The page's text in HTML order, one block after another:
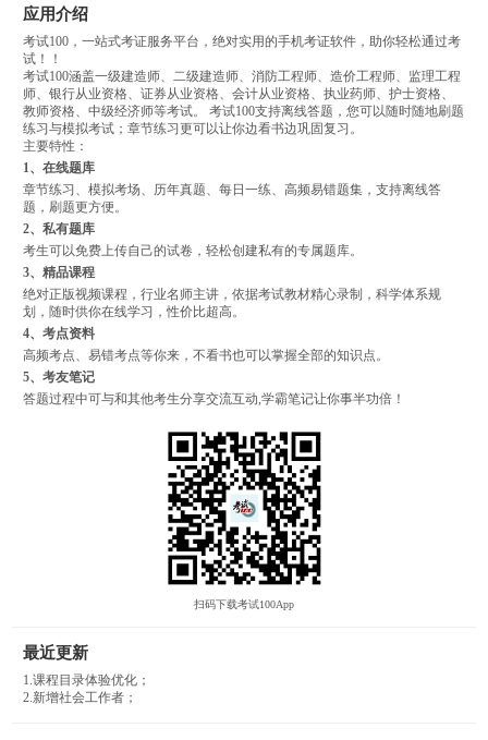
应用介绍
考试100，一站式考证服务平台，绝对实用的手机考证软件，助你轻松通过考
试！！
考试100涵盖一级建造师、二级建造师、消防工程师、造价工程师、监理工程
师、银行从业资格、证券从业资格、会计从业资格、执业药师、护士资格、
教师资格、中级经济师等考试。 考试100支持离线答题，您可以随时随地刷题
练习与模拟考试；章节练习更可以让你边看书边巩固复习。
主要特性：
1、在线题库
章节练习、模拟考场、历年真题、每日一练、高频易错题集，支持离线答
题，刷题更方便。
2、私有题库
考生可以免费上传自己的试卷，轻松创建私有的专属题库。
3、精品课程
绝对正版视频课程，行业名师主讲，依据考试教材精心录制，科学体系规
划，随时供你在线学习，性价比超高。
4、考点资料
高频考点、易错考点等你来，不看书也可以掌握全部的知识点。
5、考友笔记
答题过程中可与和其他考生分享交流互动,学霸笔记让你事半功倍！
扫码下载考试100App
最近更新
1.课程目录体验优化；
2.新增社会工作者；